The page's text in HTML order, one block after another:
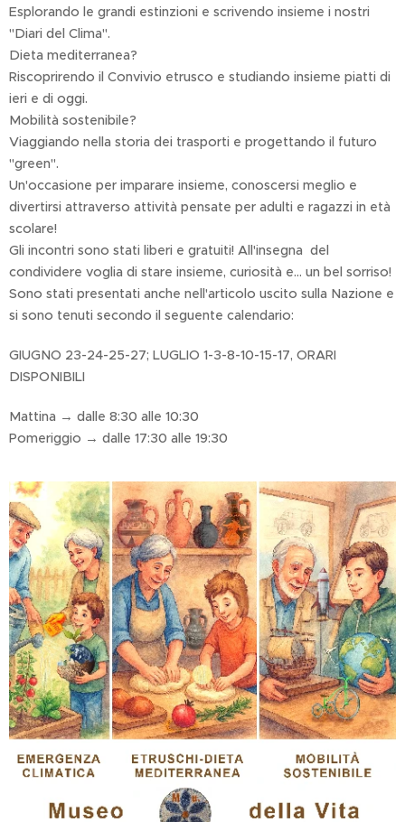
Esplorando le grandi estinzioni e scrivendo insieme i nostri
"Diari del Clima".
Dieta mediterranea?
Riscoprirendo il Convivio etrusco e studiando insieme piatti di
ieri e di oggi.
Mobilità sostenibile?
Viaggiando nella storia dei trasporti e progettando il futuro
"green".
Un'occasione per imparare insieme, conoscersi meglio e
divertirsi attraverso attività pensate per adulti e ragazzi in età
scolare!
Gli incontri sono stati liberi e gratuiti! All'insegna del
condividere voglia di stare insieme, curiosità e... un bel sorriso!
Sono stati presentati anche nell'articolo uscito sulla Nazione e
si sono tenuti secondo il seguente calendario:
GIUGNO 23-24-25-27; LUGLIO 1-3-8-10-15-17, ORARI
DISPONIBILI
Mattina → dalle 8:30 alle 10:30
Pomeriggio → dalle 17:30 alle 19:30